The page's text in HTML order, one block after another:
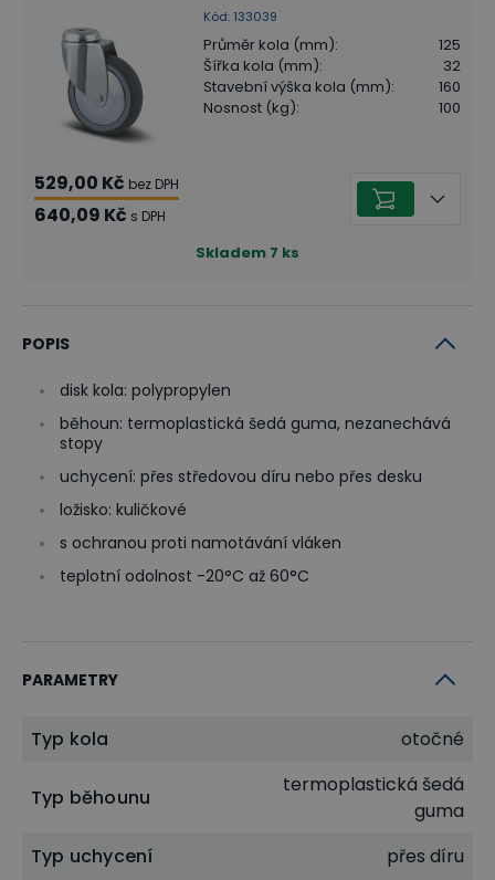
Kód: 133039
Průměr kola (mm):
125
Šířka kola (mm):
32
Stavební výška kola (mm):
160
Nosnost (kg): 100
529,00 Kč bez DPH
640,09 Kč s DPH
Skladem 7 ks
POPIS
disk kola: polypropylen
běhoun: termoplastická šedá guma, nezanechává
stopy
uchycení: přes středovou díru nebo přes desku
ložisko: kuličkové
s ochranou proti namotávání vláken
teplotní odolnost -20°C až 60°C
PARAMETRY
Typ kola otočné
Typ běhounu
termoplastická šedá
guma
Typ uchycení
přes díru